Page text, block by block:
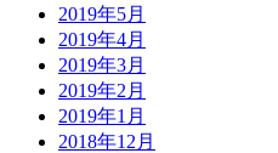
2019年5月
2019年4月
2019年3月
2019年2月
2019年1月
2018年12月